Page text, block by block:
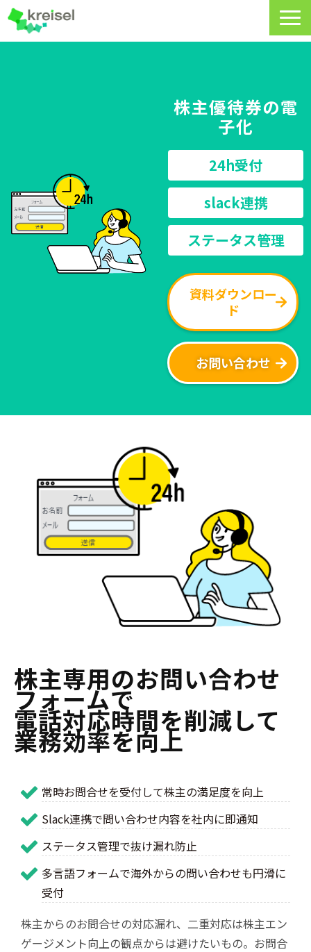
資料DL・ウェビナー一覧
導入事例
料金・プラン
よくあるご質問
CRMラボ
株主優待券の電
子化
24h受付
slack連携
ステータス管理
資料ダウンロー
ド
お問い合わせ
株主専用のお問い合わせ
フォームで
電話対応時間を削減して
業務効率を向上
常時お問合せを受付して株主の満足度を向上
Slack連携で問い合わせ内容を社内に即通知
ステータス管理で抜け漏れ防止
多言語フォームで海外からの問い合わせも円滑に
受付
株主からのお問合せの対応漏れ、二重対応は株主エン
ゲージメント向上の観点からは避けたいもの。お問合